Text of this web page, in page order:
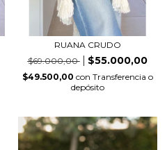
RUANA CRUDO
$69.000,00
$55.000,00
$49.500,00 con Transferencia o
depósito